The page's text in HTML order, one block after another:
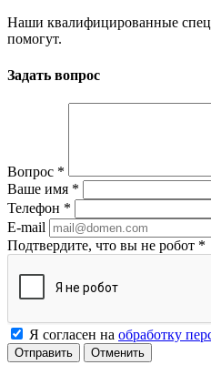
Наши квалифицированные
помогут.
Задать вопрос
Вопрос *
Ваше имя *
Телефон *
E-mail
Подтвердите, что вы не робот *
Я согласен на обработку
Отменить